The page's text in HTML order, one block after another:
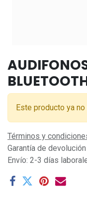
Este producto ya
Términos y
Garantía de
Envío: 2-3 días